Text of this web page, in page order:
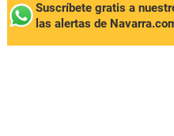
Suscríbete gratis a
las alertas de